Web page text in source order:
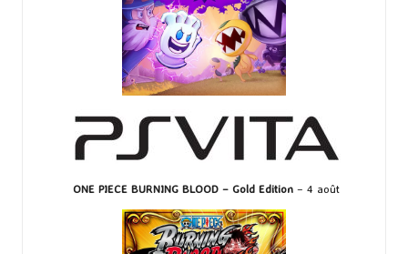
ONE PIECE BURNING BLOOD – Gold Edition– 4 août